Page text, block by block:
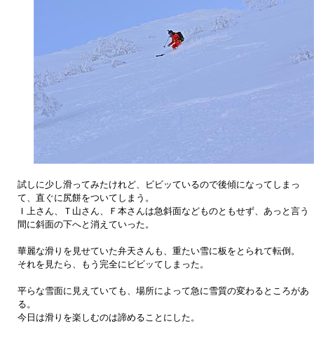
試しに少し滑ってみたけれど、ビビッているので後傾になってしまっ
て、直ぐに尻餅をついてしまう。
Ｉ上さん、Ｔ山さん、Ｆ本さんは急斜面などものともせず、あっと言う
間に斜面の下へと消えていった。
華麗な滑りを見せていた弁天さんも、重たい雪に板をとられて転倒。
それを見たら、もう完全にビビッてしまった。
平らな雪面に見えていても、場所によって急に雪質の変わるところがあ
る。
今日は滑りを楽しむのは諦めることにした。